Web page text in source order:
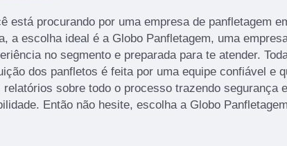
está procurando por uma empresa de panfletagem
a escolha ideal é a Globo Panfletagem, uma
no segmento e preparada para te atender.
dos panfletos é feita por uma equipe confiável e
relatórios sobre todo o processo trazendo segurança e
Então não hesite, escolha a Globo